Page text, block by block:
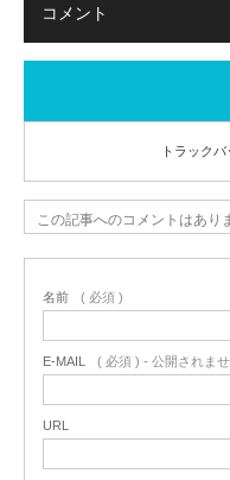
コメント
トラック
この記事へのコメントはあり
名前 ( 必須 )
E-MAIL ( 必須 ) - 公開されま
URL